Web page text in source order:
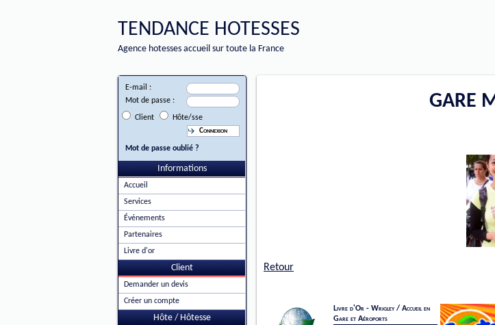
TENDANCE HOTESSES
Agence hotesses accueil sur toute la France
E-mail :
Mot de passe :
Client Hôte/sse
Mot de passe oublié ?
Informations
Accueil
Services
Événements
Partenaires
Livre d'or
Client
Demander un devis
Créer un compte
Hôte / Hôtesse
GARE
Retour
Livre d'Or - Wrigley / Accueil en
Gare et Aéroports